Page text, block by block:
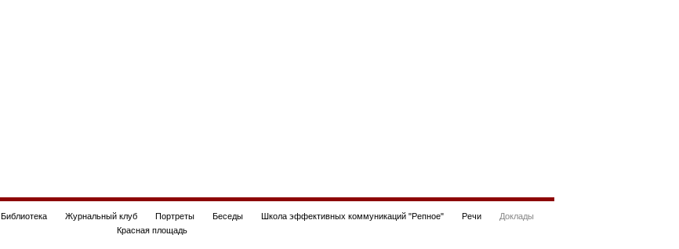
Библиотека Журнальный клуб Портреты Беседы Школа эффективных коммуникаций "Репное" Речи
Доклады
Красная площадь